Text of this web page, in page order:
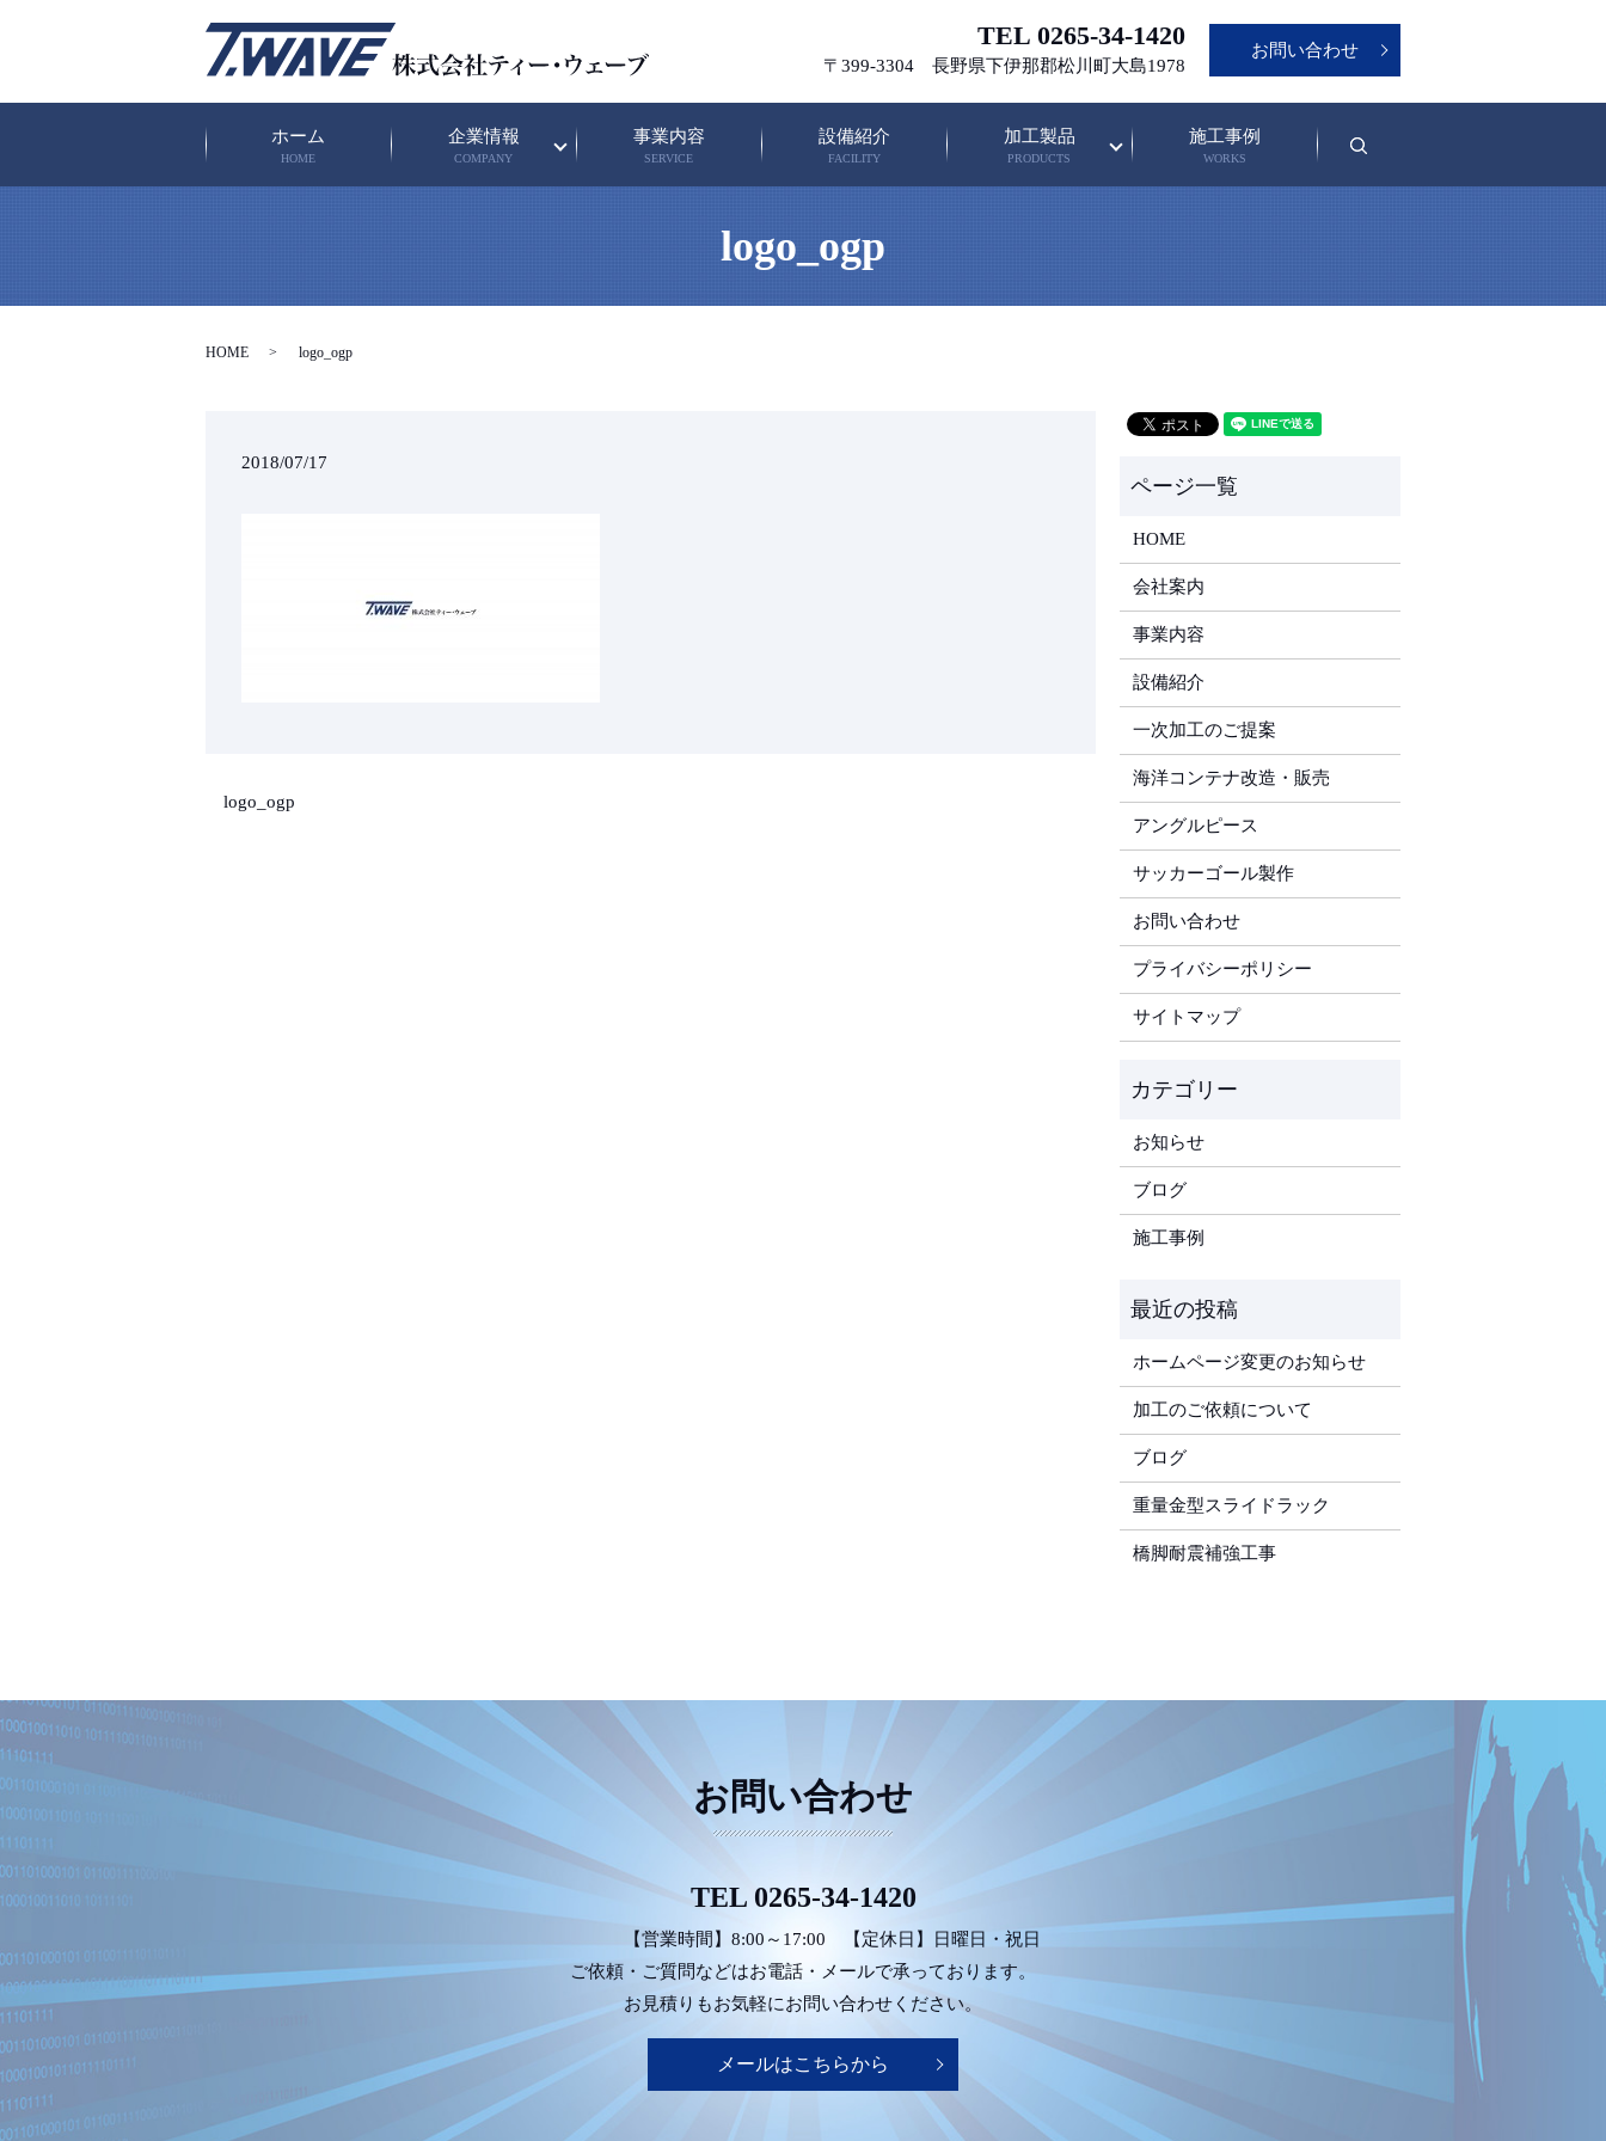
TEL 0265-34-1420
〒399-3304 長野県下伊那郡松川町大島1978
ホーム
HOME
企業情報
COMPANY
事業内容
SERVICE
設備紹介
FACILITY
加工製品
PRODUCTS
施工事例
WORKS
お問い合わせ
logo_ogp
HOME logo_ogp
2018/07/17
logo_ogp
HOME
会社案内
事業内容
設備紹介
一次加工のご提案
海洋コンテナ改造・販売
アングルピース
サッカーゴール製作
お問い合わせ
プライバシーポリシー
サイトマップ
お知らせ
ブログ
施工事例
ホームページ変更のお知らせ
加工のご依頼について
ブログ
重量金型スライドラック
橋脚耐震補強工事
お問い合わせ
TEL 0265-34-1420
【営業時間】8:00～17:00
【定休日】日曜日・祝日
ご依頼・ご質問などはお電話・メールで承っております。
お見積りもお気軽にお問い合わせください。
メールはこちらから